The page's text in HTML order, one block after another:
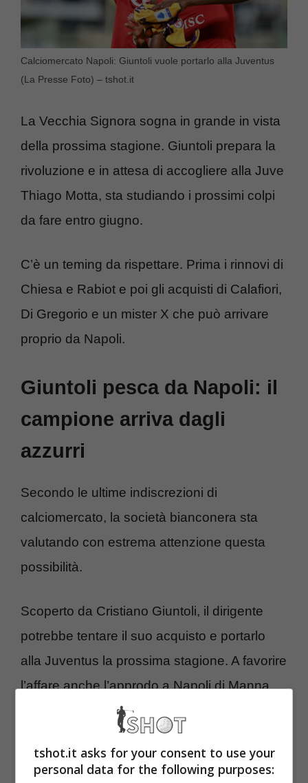
Calciomercato Napoli: Giuntoli vuole portarlo alla Juventus
(La Presse Foto) – tshot.it
La Vecchia Signora sogna in grande in vista
della prossima stagione. Giuntoli prepara la
rivoluzione e in attesa di accogliere alla Juve
Thiago Motta, sta studiando i prossimi colpi
da fare entro giugno.
C’è un teming da rispettare. Prima i rinnovi di
Chiesa e Rabiot e poi gli acquisti di Calafiori,
Di Gregorio e un mister X che può arrivare
proprio da Napoli.
Giuntoli pesca da Napoli: il
campione arriva dagli
azzurri
Secondo le ultime indiscrezioni di
calciomercato, la società bianconera sta
valutando con estrema attenzione questa
possibilità.
Scoperto da Cristiano Giuntoli, il dirigente
potrebbe tentare il suo acquisto e portarlo
alla Juventus la prossima stagione. A favorire
l’affare anche l’approdo a Napoli di Manna,
ex Juve, che può aprire le porte a quest’asse
L’agente non si è ancora esposto
tshot.it asks for your consent to use your
personal data for the following purposes: